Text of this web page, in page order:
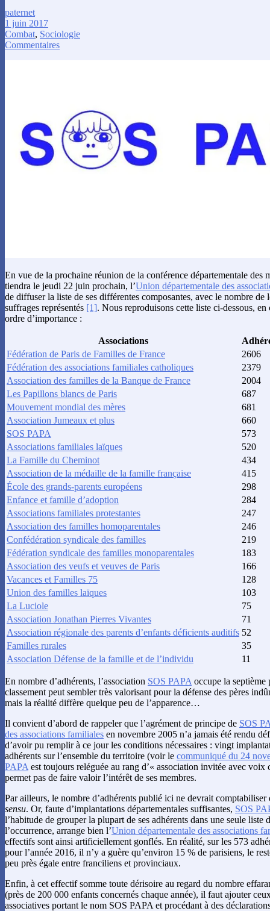
paternet
1 juin 2017
Combat, Sociologie
Commentaires
En vue de la prochaine réunion de la conférence départementale des
tiendra le jeudi 22 juin prochain, l’Union départementale des
de diffuser la liste de ses différentes composantes, avec le nombre de
suffrages représentés [1]. Nous reproduisons cette liste ci-dessous, en
ordre d’importance :
Associations
Fédération de Paris de Familles de France
2606
Fédération des associations familiales catholiques
2379
Association des familles de la Banque de France
2004
Les Papillons blancs de Paris
687
Mouvement mondial des mères
681
Association Jumeaux et plus
660
SOS PAPA
573
Associations familiales laïques
520
La Famille du Cheminot
434
Association de la médaille de la famille française
415
École des grands-parents européens
298
Enfance et famille d’adoption
284
Associations familiales protestantes
247
Association des familles homoparentales
246
Confédération syndicale des familles
219
Fédération syndicale des familles monoparentales
183
Association des veufs et veuves de Paris
166
Vacances et Familles 75
128
Union des familles laïques
103
La Luciole
75
Association Jonathan Pierres Vivantes
71
Association régionale des parents d’enfants déficients auditifs 52
Familles rurales
35
Association Défense de la famille et de l’individu
11
En nombre d’adhérents, l’association SOS PAPA occupe la
classement peut sembler très valorisant pour la défense des pères
mais la réalité diffère quelque peu de l’apparence…
Il convient d’abord de rappeler que l’agrément de principe de SOS
des associations familiales en novembre 2005 n’a jamais été rendu
d’avoir pu remplir à ce jour les conditions nécessaires : vingt
adhérents sur l’ensemble du territoire (voir le communiqué du 24
PAPA est toujours reléguée au rang d’« association invitée avec
permet pas de faire valoir l’intérêt de ses membres.
Par ailleurs, le nombre d’adhérents publié ici ne devrait comptabiliser
sensu. Or, faute d’implantations départementales suffisantes, SOS
l’habitude de grouper la plupart de ses adhérents dans une seule liste
l’occurrence, arrange bien l’Union départementale des associations
effectifs sont ainsi artificiellement gonflés. En réalité, sur les 573
pour l’année 2016, il n’y a guère qu’environ 15 % de parisiens, le
peu près égale entre franciliens et provinciaux.
Enfin, à cet effectif somme toute dérisoire au regard du nombre
(près de 200 000 enfants concernés chaque année), il faut ajouter
associatives portant le nom SOS PAPA et procédant à des